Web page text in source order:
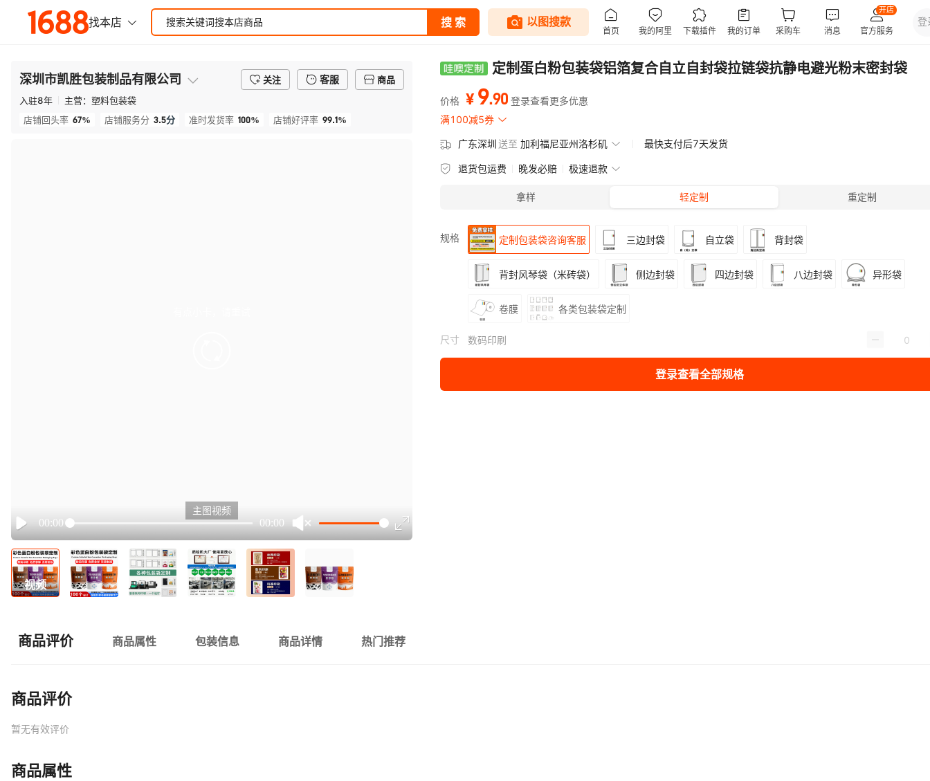
深圳市凯胜包装制品有限公司 关注 客服
商品
入驻8年 主营： 塑料包装袋
店铺回头率 67% 店铺服务分 3.5分 准时发货率 100% 店铺好评率 99.1%
Play
00:00 00:00
主图视频
视频
定制蛋白粉包装袋铝箔复合自立自封袋拉链袋抗静电避光粉末密封袋
价格 ¥ 9.90 登录查看更多优惠
满100减5券
广东深圳送至 加利福尼亚州洛杉矶 最快支付后7天发货
退货包运费 晚发必赔 极速退款
拿样 轻定制 重定制
规格 定制包装袋咨询客服 三边封袋 自立袋 背封袋
背封风琴袋（米砖袋） 侧边封袋 四边封袋 八边封袋 异形袋
卷膜 各类包装袋定制
尺寸 数码印刷
登录查看全部规格
商品评价 商品属性 包装信息 商品详情 热门推荐
商品评价
暂无有效评价
商品属性